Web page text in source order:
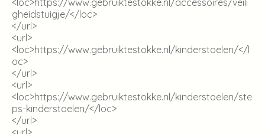
<loc>https://www.gebruiktestokke.nl/accessoires/veili
gheidstuigje/</loc>
</url>
<url>
<loc>https://www.gebruiktestokke.nl/kinderstoelen/</l
oc>
</url>
<url>
<loc>https://www.gebruiktestokke.nl/kinderstoelen/ste
ps-kinderstoelen/</loc>
</url>